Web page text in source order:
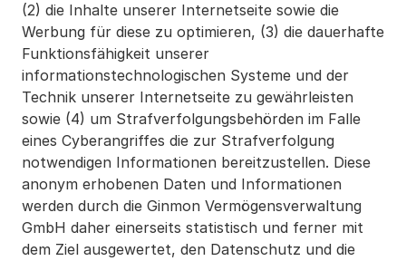
(2) die Inhalte unserer Internetseite sowie die
Werbung für diese zu optimieren, (3) die dauerhafte
Funktionsfähigkeit unserer
informationstechnologischen Systeme und der
Technik unserer Internetseite zu gewährleisten
sowie (4) um Strafverfolgungsbehörden im Falle
eines Cyberangriffes die zur Strafverfolgung
notwendigen Informationen bereitzustellen. Diese
anonym erhobenen Daten und Informationen
werden durch die Ginmon Vermögensverwaltung
GmbH daher einerseits statistisch und ferner mit
dem Ziel ausgewertet, den Datenschutz und die